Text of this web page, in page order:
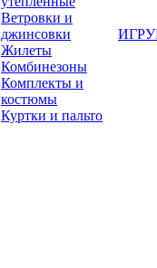
Ветровки и
джинсовки
Жилеты
Комбинезоны
Комплекты и
костюмы
Куртки и пальто